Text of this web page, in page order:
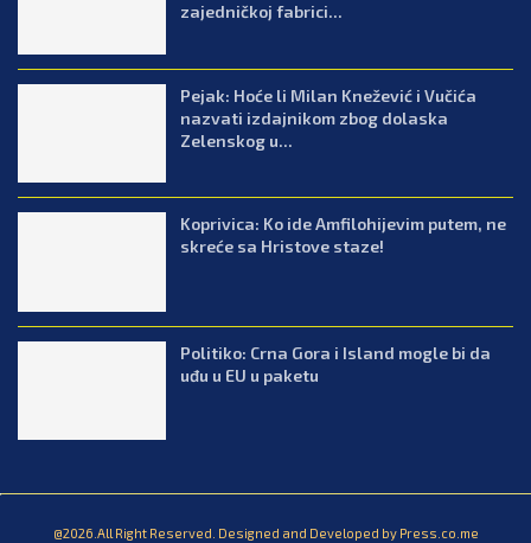
zajedničkoj fabrici...
Pejak: Hoće li Milan Knežević i Vučića
nazvati izdajnikom zbog dolaska
Zelenskog u...
Koprivica: Ko ide Amfilohijevim putem, ne
skreće sa Hristove staze!
Politiko: Crna Gora i Island mogle bi da
uđu u EU u paketu
@2026.All Right Reserved. Designed and Developed by Press.co.me